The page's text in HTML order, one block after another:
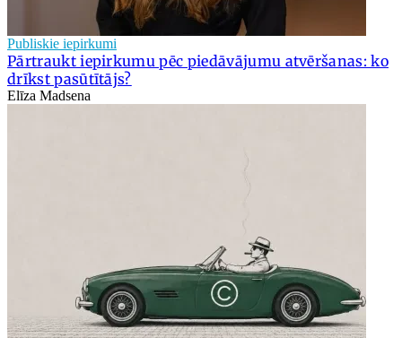
Publiskie iepirkumi
Pārtraukt iepirkumu pēc piedāvājumu atvēršanas: ko
drīkst pasūtītājs?
Elīza Madsena